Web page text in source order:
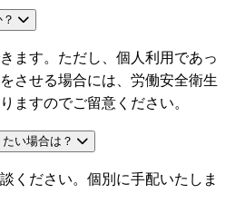
ます。ただし、個人利用であっ
させる場合には、労働安全衛生
ますのでご留意ください。
い場合は？
ください。個別に手配いたしま